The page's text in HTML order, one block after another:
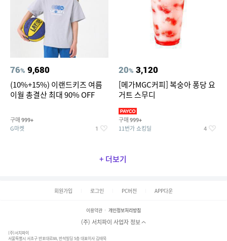
76% 9,680
(10%+15%) 이랜드키즈 여름
이월 총결산 최대 90% OFF
구매 999+
G마켓 1
20% 3,120
[메가MGC커피] 복숭아 퐁당 요
거트 스무디
구매 999+
11번가 쇼킹딜 4
+ 더보기
회원가입 로그인 PC버전 APP다운
이용약관 개인정보처리방침
(주) 서치파이 사업자 정보
(주)서치파이
서울특별시 서초구 반포대로88, 반석빌딩 5층 대표이사 김태묵